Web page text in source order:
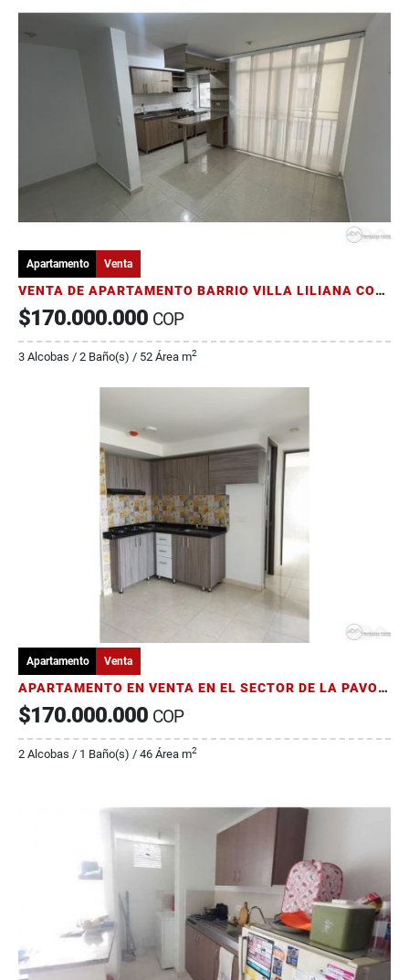
Apartamento Venta
VENTA DE APARTAMENTO BARRIO VILLA LILIANA CONDOMINIO CIBELES ARMENIA
$170.000.000 COP
3 Alcobas / 2 Baño(s) / 52 Área m2
Apartamento Venta
APARTAMENTO EN VENTA EN EL SECTOR DE LA PAVONA AL OCCIDENTE DE ARMENIA
$170.000.000 COP
2 Alcobas / 1 Baño(s) / 46 Área m2